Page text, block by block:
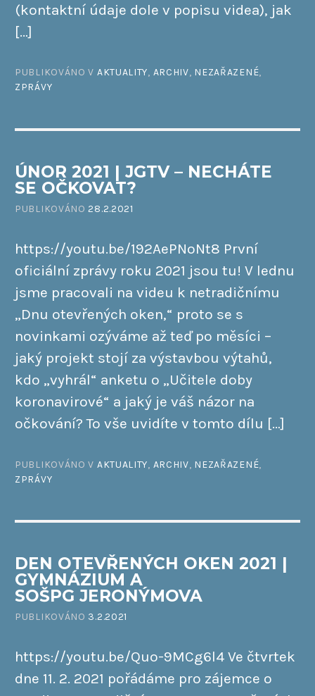
(kontaktní údaje dole v popisu videa), jak
[…]
PUBLIKOVÁNO V AKTUALITY, ARCHIV, NEZAŘAZENÉ,
ZPRÁVY
ÚNOR 2021 | JGTV – NECHÁTE
SE OČKOVAT?
PUBLIKOVÁNO 28.2.2021
https://youtu.be/192AePNoNt8 První
oficiální zprávy roku 2021 jsou tu! V lednu
jsme pracovali na videu k netradičnímu
„Dnu otevřených oken,“ proto se s
novinkami ozýváme až teď po měsíci –
jaký projekt stojí za výstavbou výtahů,
kdo „vyhrál“ anketu o „Učitele doby
koronavirové“ a jaký je váš názor na
očkování? To vše uvidíte v tomto dílu […]
PUBLIKOVÁNO V AKTUALITY, ARCHIV, NEZAŘAZENÉ,
ZPRÁVY
DEN OTEVŘENÝCH OKEN 2021 |
GYMNÁZIUM A
SOŠPG JERONÝMOVA
PUBLIKOVÁNO 3.2.2021
https://youtu.be/Quo-9MCg6l4 Ve čtvrtek
dne 11. 2. 2021 pořádáme pro zájemce o